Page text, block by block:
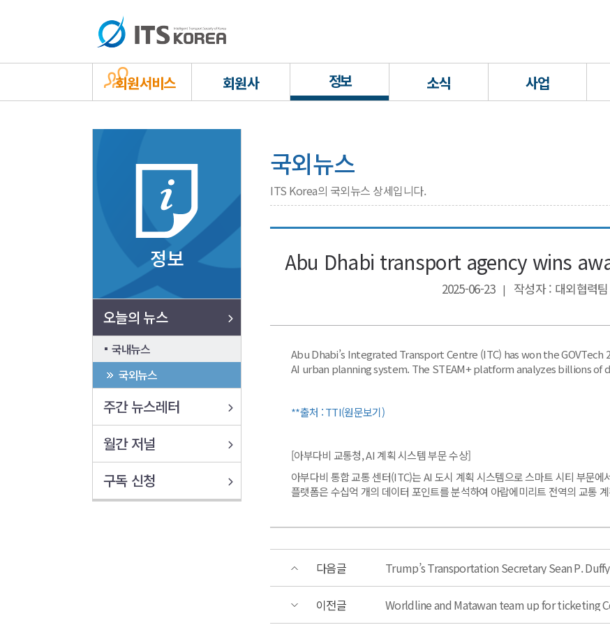
회원서비스 회원사 정보 소식 사업
정보
오늘의 뉴스
국내뉴스
국외뉴스
주간 뉴스레터
월간 저널
구독 신청
국외뉴스
ITS Korea의 국외뉴스 상세입니다.
Abu Dhabi transport agency wins
2025-06-23 | 작성자 : 대외협력팀
Abu Dhabi’s Integrated Transport Centre (ITC) has won the
AI urban planning system. The STEAM+ platform analyzes billions of
**출처 : TTI(원문보기)
[아부다비 교통청, AI 계획 시스템 부문 수상]
아부다비 통합 교통 센터(ITC)는 AI 도시 계획 시스템으로 스마트 시티 부문
플랫폼은 수십억 개의 데이터 포인트를 분석하여 아랍에미리트 전역의 교통
다음글
이전글